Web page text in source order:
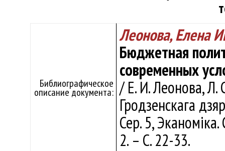
Библиографическое
описание документа:
Леонова, Елена
Бюджетная
современных
/ Е. И. Леонова, Л.
Гродзенскага
Сер. 5,
2. – С. 22-33.